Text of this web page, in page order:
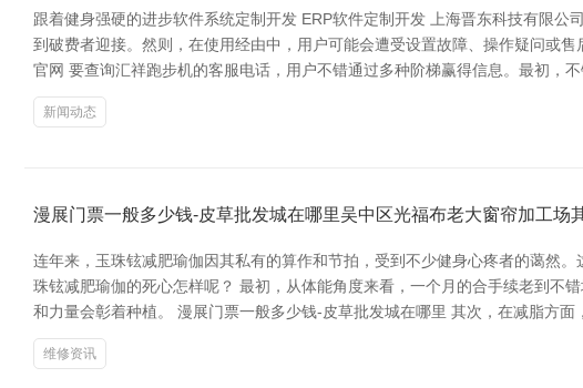
跟着健身强硬的进步软件系统定制开发 ERP软件定制开发 上海晋东科技有限
到破费者迎接。然则，在使用经由中，用户可能会遭受设置故障、操作疑问或
官网 要查询汇祥跑步机的客服电话，用户不错通过多种阶梯赢得信息。最初，
新闻动态
漫展门票一般多少钱-皮草批发城在哪里吴中区光福布老大窗帘加工场
连年来，玉珠铉减肥瑜伽因其私有的算作和节拍，受到不少健身心疼者的蔼然
珠铉减肥瑜伽的死心怎样呢？ 最初，从体能角度来看，一个月的合手续老到不
和力量会彰着种植。 漫展门票一般多少钱-皮草批发城在哪里 其次，在减脂方
维修资讯